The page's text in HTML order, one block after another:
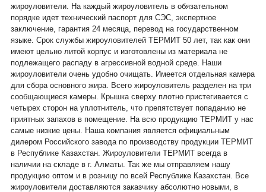
жироуловители. На каждый жироуловитель в обязательном
порядке идет технический паспорт для СЭС, экспертное
заключение, гарантия 24 месяца, перевод на государственном
языке. Срок службы жироуловителей ТЕРМИТ 50 лет, так как они
имеют цельно литой корпус и изготовлены из материала не
подлежащего распаду в агрессивной водной среде. Наши
жироуловители очень удобно очищать. Имеется отдельная камера
для сбора основного жира. Всего жироуловитель разделен на три
сообщающиеся камеры. Крышка сверху плотно пристегивается с
четырех сторон на уплотнитель, что препятствует попаданию не
приятных запахов в помещение. На всю продукцию ТЕРМИТ у нас
самые низкие цены. Наша компания является официальным
дилером Российского завода по производству продукции ТЕРМИТ
в Республике Казахстан. Жироуловители ТЕРМИТ всегда в
наличии на складе в г. Алматы. Так же мы отправляем нашу
продукцию оптом и в розницу по всей Республике Казахстан. Все
жироуловители доставляются заказчику абсолютно новыми, в